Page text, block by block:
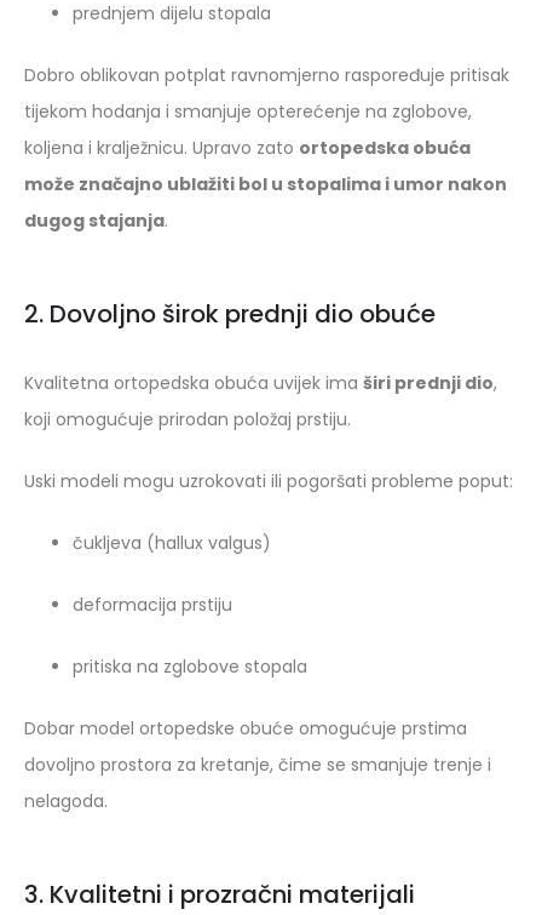
prednjem dijelu stopala
Dobro oblikovan potplat ravnomjerno raspoređuje pritisak
tijekom hodanja i smanjuje opterećenje na zglobove,
koljena i kralježnicu. Upravo zato ortopedska obuća
može značajno ublažiti bol u stopalima i umor nakon
dugog stajanja.
2. Dovoljno širok prednji dio obuće
Kvalitetna ortopedska obuća uvijek ima širi prednji dio,
koji omogućuje prirodan položaj prstiju.
Uski modeli mogu uzrokovati ili pogoršati probleme poput:
čukljeva (hallux valgus)
deformacija prstiju
pritiska na zglobove stopala
Dobar model ortopedske obuće omogućuje prstima
dovoljno prostora za kretanje, čime se smanjuje trenje i
nelagoda.
3. Kvalitetni i prozračni materijali